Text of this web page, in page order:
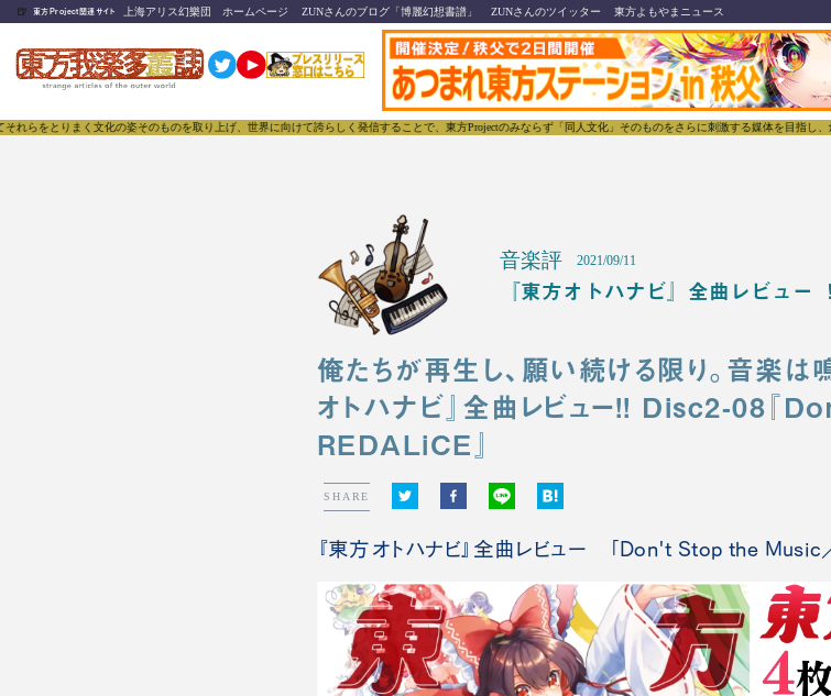
🍺 東方Project関連サイト 上海アリス幻樂団 ホームページ ZUNさんのブログ「博麗幻想書譜」 ZUNさんのツイッター 東方よもやまニュース
文化の姿そのものを取り上げ、世界に向けて誇らしく発信することで、東方Projectのみならず「同人文化」そのものをさらに刺激する媒体を目指し、創刊いたし
音楽評 2021/09/11
『東方オトハナビ』全曲レビュー
俺たちが再生し、願い続ける限り。音楽は
オトハナビ』全曲レビュー!! Disc2-08
REDALiCE』
SHARE
『東方オトハナビ』全曲レビュー 「Don't Stop the Music